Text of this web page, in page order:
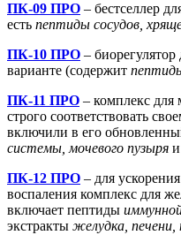
ПК-09 ПРО – бестселлер
есть пептиды сосудов,
ПК-10 ПРО –
варианте (содержит
ПК-11 ПРО – комплекс для
строго соответствовать
включили в его
системы, мочевого пузыря и
ПК-12 ПРО – для
воспаления комплекс для
включает пептиды
экстракты желудка,